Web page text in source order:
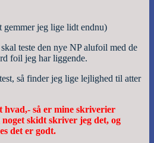
gemmer jeg lige lidt endnu)
teste den nye NP alufoil med de
foil jeg har liggende.
så finder jeg lige lejlighed til atter
hvad,- så er mine skriverier
skidt skriver jeg det, og
det er godt.